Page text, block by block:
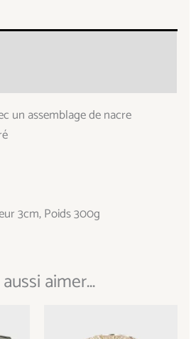
un assemblage de nacre
3cm, Poids 300g
aimer...